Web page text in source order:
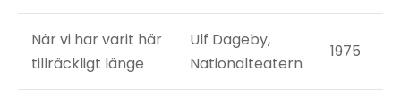
När vi har varit här
tillräckligt länge
Ulf Dageby,
Nationalteatern
1975